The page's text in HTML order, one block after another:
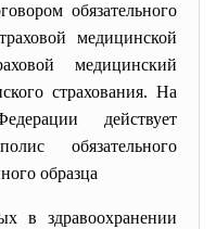
обязательного
медицинской
медицинский
страхования. На
действует
обязательного
образца
в здравоохранении